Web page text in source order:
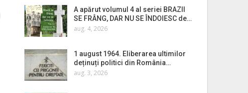
A apărut volumul 4 al seriei BRAZII
SE FRÂNG, DAR NU SE ÎNDOIESC de…
aug. 4, 2026
1 august 1964. Eliberarea ultimilor
deținuți politici din România…
aug. 3, 2026